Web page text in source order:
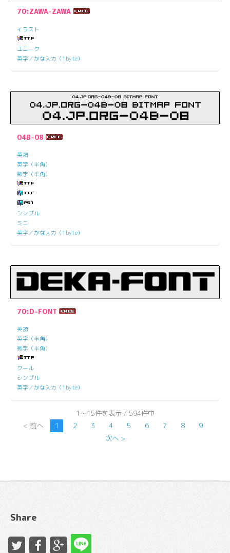
70:ZAWA-ZAWA
イラスト
ユニーク
英字／かな入力（1byte）
04B-08
英語
英字（半角）
数字（半角）
シンプル
ミニ
英字／かな入力（1byte）
70:D-FONT
英語
英字（半角）
数字（半角）
クール
シンプル
英字／かな入力（1byte）
1～15件を表示 / 594件中
< 前へ
1 2 3 4 5 6 7 8
9
次へ >
Share